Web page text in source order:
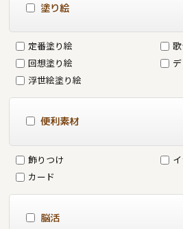
塗り絵
定番塗り絵
回想塗り絵
浮世絵塗り絵
便利素材
飾りつけ
カード
脳活